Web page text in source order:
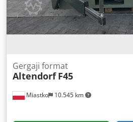
Miastko 10.545 km
Gergaji format
Altendorf F45